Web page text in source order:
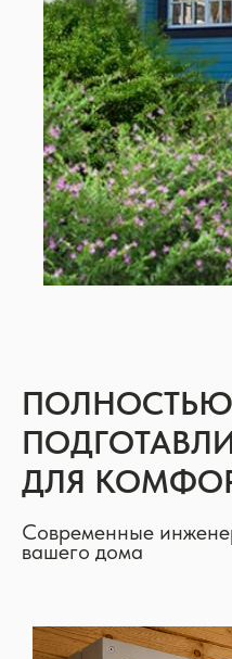
ПОЛНОСТЬЮ
ДЛЯ
Современные
вашего дома